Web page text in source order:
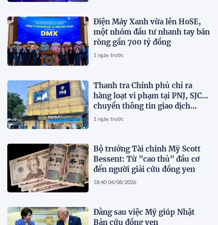
Điện Máy Xanh vừa lên HoSE,
một nhóm đầu tư nhanh tay bán
ròng gần 700 tỷ đồng
1 ngày trước
Thanh tra Chính phủ chỉ ra
hàng loạt vi phạm tại PNJ, SJC…
chuyển thông tin giao dịch
2.084 tỷ đồng sang Bộ Công an
1 ngày trước
Bộ trưởng Tài chính Mỹ Scott
Bessent: Từ "cao thủ" đầu cơ
đến người giải cứu đồng yen
18:40 04/08/2026
Đằng sau việc Mỹ giúp Nhật
Bản cứu đồng yen